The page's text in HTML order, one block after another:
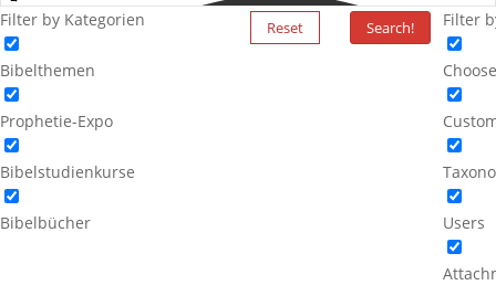
Filter by Kategorien
Bibelthemen
Prophetie-Expo
Bibelstudienkurse
Bibelbücher
Reset Search! Filter
Users